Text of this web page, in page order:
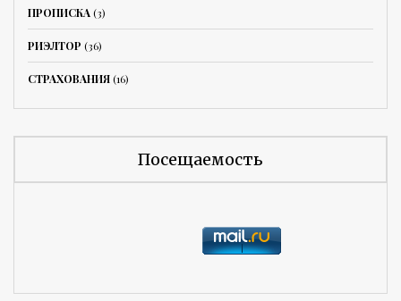
ПРОПИСКА(3)
РИЭЛТОР (36)
СТРАХОВАНИЯ(16)
Посещаемость